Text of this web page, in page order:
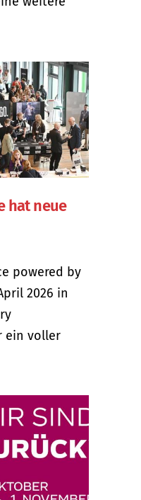
hat neue
powered by
2026 in
ein voller